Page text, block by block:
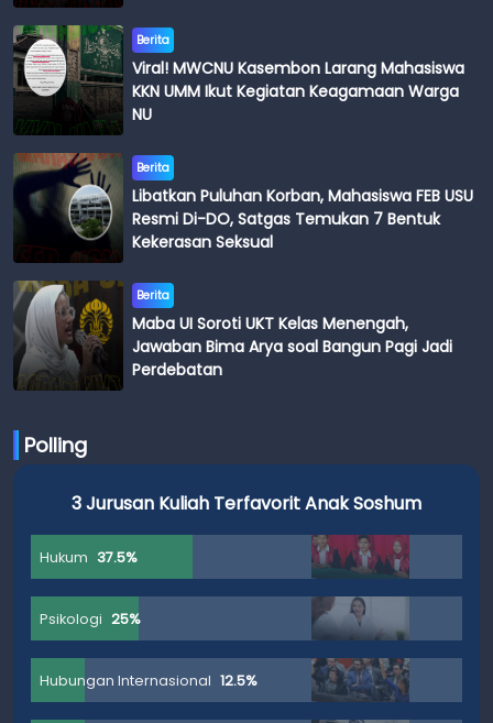
Berita
Viral! MWCNU Kasembon Larang Mahasiswa
KKN UMM Ikut Kegiatan Keagamaan Warga
NU
Berita
Libatkan Puluhan Korban, Mahasiswa FEB USU
Resmi Di-DO, Satgas Temukan 7 Bentuk
Kekerasan Seksual
Berita
Maba UI Soroti UKT Kelas Menengah,
Jawaban Bima Arya soal Bangun Pagi Jadi
Perdebatan
Polling
3 Jurusan Kuliah Terfavorit Anak Soshum
Hukum 37.5%
Psikologi 25%
Hubungan Internasional 12.5%